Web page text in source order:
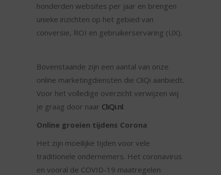
honderden websites per jaar en brengen
unieke inzichten op het gebied van
conversie, ROI en gebruikerservaring (UX).
Bovenstaande zijn een aantal van onze
online marketingdiensten die CliQi aanbiedt.
Voor het volledige overzicht verwijzen wij
je graag door naar CliQi.nl.
Online groeien tijdens Corona
Het zijn moeilijke tijden voor vele
traditionele ondernemers. Het coronavirus
en vooral de COVID-19 maatregelen